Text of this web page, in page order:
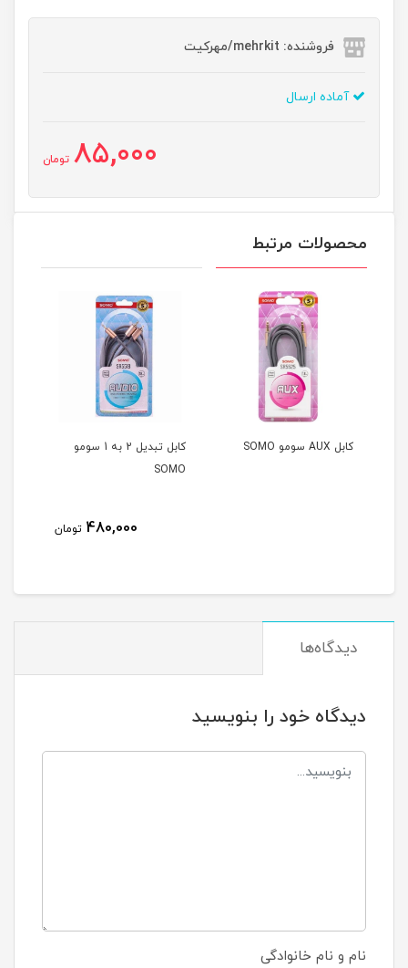
فروشنده: mehrkit/مهرکیت
آماده ارسال
85,000 تومان
محصولات مرتبط
کابل AUX سومو SOMO
کابل تبدیل 2 به 1 سومو
SOMO
480,000 تومان
دیدگاه‌ها
دیدگاه خود را بنویسید
نام و نام خانوادگی